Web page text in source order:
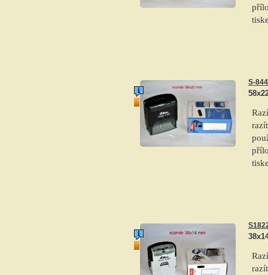
S-844
top produkt
top produkt